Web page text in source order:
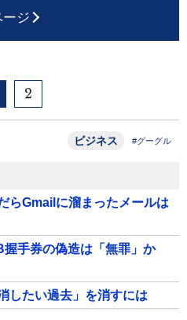
ージ
2
ビジネス #グーグル
Gmailに溜まったメールは
手券の偽造は「無罪」か
たい過去」を消すには